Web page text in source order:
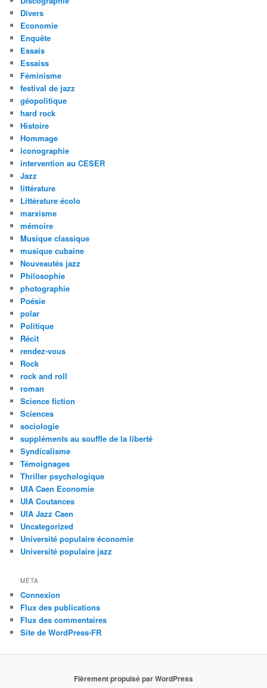
Divers
Economie
Enquête
Essais
Essaiss
Féminisme
festival de jazz
géopolitique
hard rock
Histoire
Hommage
iconographie
intervention au CESER
Jazz
littérature
Littérature écolo
marxisme
mémoire
Musique classique
musique cubaine
Nouveautés jazz
Philosophie
photographie
Poésie
polar
Politique
Récit
rendez-vous
Rock
rock and roll
roman
Science fiction
Sciences
sociologie
suppléments au souffle de la liberté
Syndicalisme
Témoignages
Thriller psychologique
UIA Caen Economie
UIA Coutances
UIA Jazz Caen
Uncategorized
Université populaire économie
Université populaire jazz
MÉTA
Connexion
Flux des publications
Flux des commentaires
Site de WordPress-FR
Fièrement propulsé par WordPress